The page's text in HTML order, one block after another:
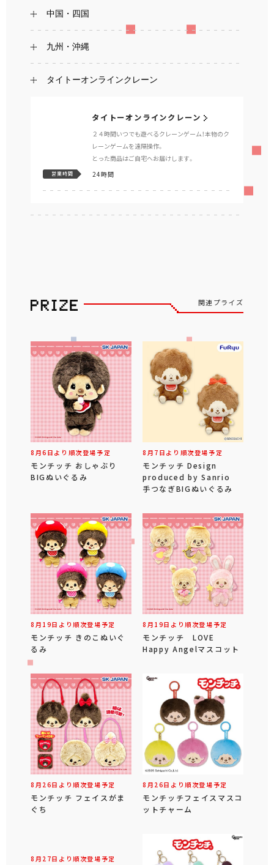
中国・四国
九州・沖縄
タイトーオンラインクレーン
タイトーオンラインクレーン
２４時間いつでも遊べるクレーンゲーム！本物のク
レーンゲームを遠隔操作。
とった商品はご自宅へお届けします。
営業時間 24時間
関連プライズ
8月6日より順次登場予定
モンチッチ おしゃぶり
BIGぬいぐるみ
8月7日より順次登場予定
モンチッチ Design
produced by Sanrio
手つなぎBIGぬいぐるみ
8月19日より順次登場予定
モンチッチ きのこぬいぐ
るみ
8月19日より順次登場予定
モンチッチ LOVE
Happy Angelマスコット
8月26日より順次登場予定
モンチッチ フェイスがま
ぐち
8月26日より順次登場予定
モンチッチフェイスマスコ
ットチャーム
8月27日より順次登場予定